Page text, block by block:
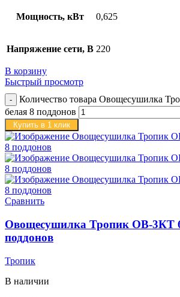
Мощность, кВт 0,625
Напряжение сети, В 220
В корзину
Быстрый просмотр
Количество товара Овощесушилка
белая 8 поддонов
Купить в 1 клик
Сравнить
Овощесушилка Тропик ОВ-3КТ
поддонов
Тропик
В наличии